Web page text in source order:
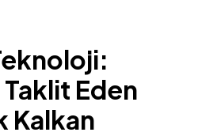
Taklit Eden
Kalkan